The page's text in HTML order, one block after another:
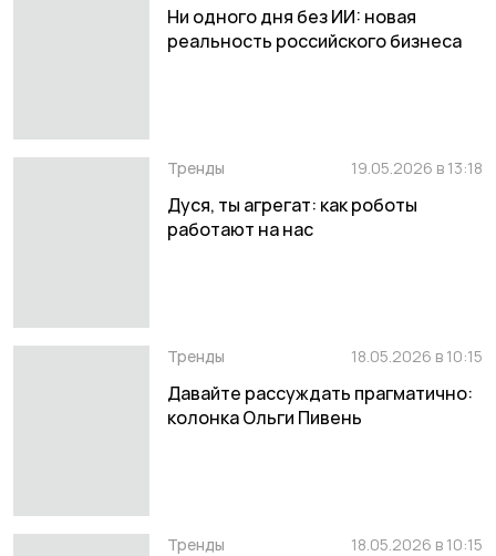
Ни одного дня без ИИ: новая
реальность российского бизнеса
Тренды 19.05.2026 в 13:18
Дуся, ты агрегат: как роботы
работают на нас
Тренды 18.05.2026 в 10:15
Давайте рассуждать прагматично:
колонка Ольги Пивень
Тренды 18.05.2026 в 10:15